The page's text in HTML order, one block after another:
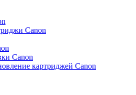
Canon
Canon
картриджей Canon